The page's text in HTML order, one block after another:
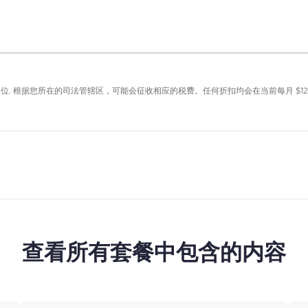
. 根据您所在的司法管辖区，可能会征收相应的税费。任何折扣均会在当前每月 $
查看所有套餐中包含的内容